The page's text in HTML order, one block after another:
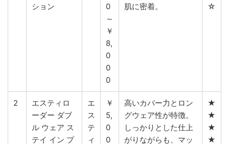
ション
0
～
￥
8,
0
0
0
肌に密着。
☆
2
エスティロ
ーダー ダブ
ル ウェア ス
テイ イン プ
エ
ス
テ
ィ
￥
5,
0
0
高いカバー力とロン
グウェア性が特徴。
しっかりとした仕上
がりながらも、マッ
★
★
★
★